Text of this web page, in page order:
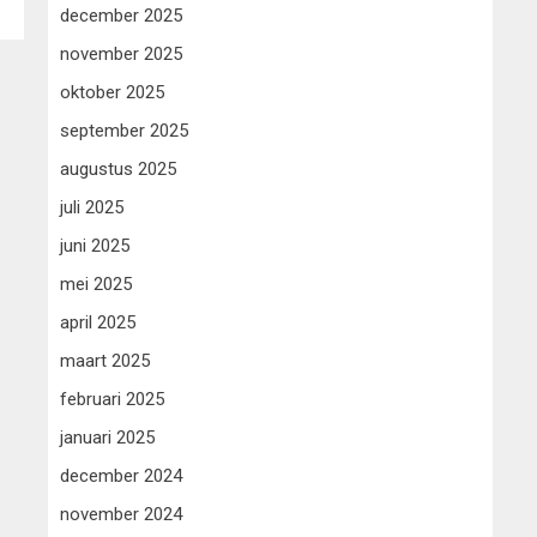
december 2025
november 2025
oktober 2025
september 2025
augustus 2025
juli 2025
juni 2025
mei 2025
april 2025
maart 2025
februari 2025
januari 2025
december 2024
november 2024